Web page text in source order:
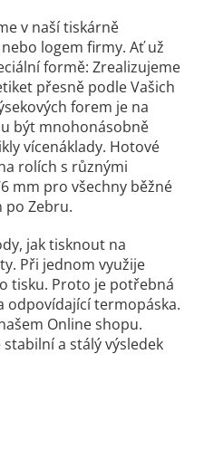
v naší tiskárně
logem firmy. Ať už
formě: Zrealizujeme
přesně podle Vašich
forem je na
být mnohonásobně
vícenáklady. Hotové
rolích s různými
mm pro všechny běžné
po Zebru.
jak tisknout na
Při jednom využije
tisku. Proto je potřebná
termopáska.
Online shopu.
a stálý výsledek